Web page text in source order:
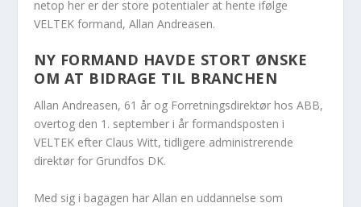
netop her er der store potentialer at hente ifølge
VELTEK formand, Allan Andreasen.
NY FORMAND HAVDE STORT ØNSKE
OM AT BIDRAGE TIL BRANCHEN
Allan Andreasen, 61 år og Forretningsdirektør hos ABB,
overtog den 1. september i år formandsposten i
VELTEK efter Claus Witt, tidligere administrerende
direktør for Grundfos DK.
Med sig i bagagen har Allan en uddannelse som